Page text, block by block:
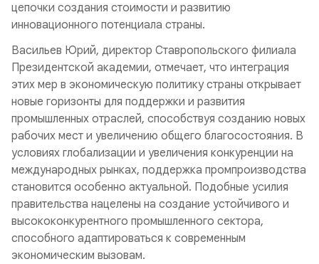
цепочки создания стоимости и развитию
инновационного потенциала страны.
Васильев Юрий, директор Ставропольского филиала
Президентской академии, отмечает, что интеграция
этих мер в экономическую политику страны открывает
новые горизонты для поддержки и развития
промышленных отраслей, способствуя созданию новых
рабочих мест и увеличению общего благосостояния. В
условиях глобализации и увеличения конкуренции на
международных рынках, поддержка промпроизводства
становится особенно актуальной. Подобные усилия
правительства нацелены на создание устойчивого и
высококонкурентного промышленного сектора,
способного адаптироваться к современным
экономическим вызовам.